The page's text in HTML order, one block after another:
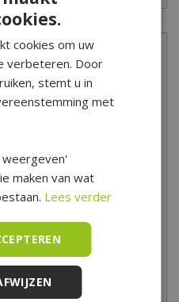
& kunstplanten is uniek in
de bloemen zijn zó bijna echt…
de mooiste arrangementen
je ook zelf creatief aan de
zijdebloemen, in alle kleuren
en voor ieder budget. Zijde
De Boet. Deze afdeling
écht het ontdekken waard.
cookies om uw
verbeteren. Door
stemt u in
met
weergeven'
maken van wat
Lees verder